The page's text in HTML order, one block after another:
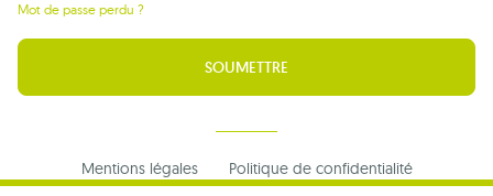
Mot de passe perdu ?
FooterMentions légales Politique de confidentialité